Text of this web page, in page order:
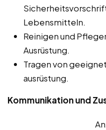
Lebensmitteln.
Reinigen und
Ausrüstung.
Tragen von
ausrüstung.
Kommunikation und